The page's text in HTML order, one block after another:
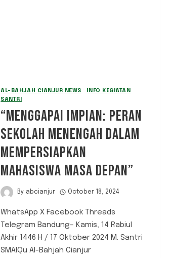
AL-BAHJAH CIANJUR NEWS ·
INFO KEGIATAN
SANTRI
“MENGGAPAI IMPIAN: PERAN
SEKOLAH MENENGAH DALAM
MEMPERSIAPKAN
MAHASISWA MASA DEPAN”
By abcianjur October 18, 2024
WhatsApp X Facebook Threads
Telegram Bandung– Kamis, 14 Rabiul
Akhir 1446 H / 17 Oktober 2024 M. Santri
SMAIQu Al-Bahjah Cianjur